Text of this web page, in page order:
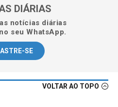
DIÁRIAS
notícias diárias
seu WhatsApp.
SE
VOLTAR AO TOPO